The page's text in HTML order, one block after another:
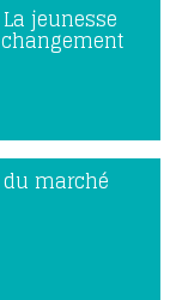
jeunesse
marché